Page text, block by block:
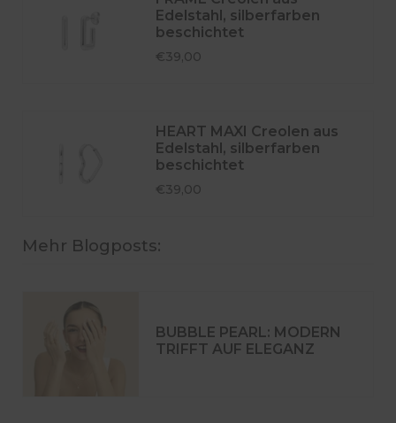
Edelstahl, silberfarben
beschichtet
€39,00
HEART MAXI Creolen aus
Edelstahl, silberfarben
beschichtet
€39,00
Mehr Blogposts:
BUBBLE PEARL: MODERN
TRIFFT AUF ELEGANZ